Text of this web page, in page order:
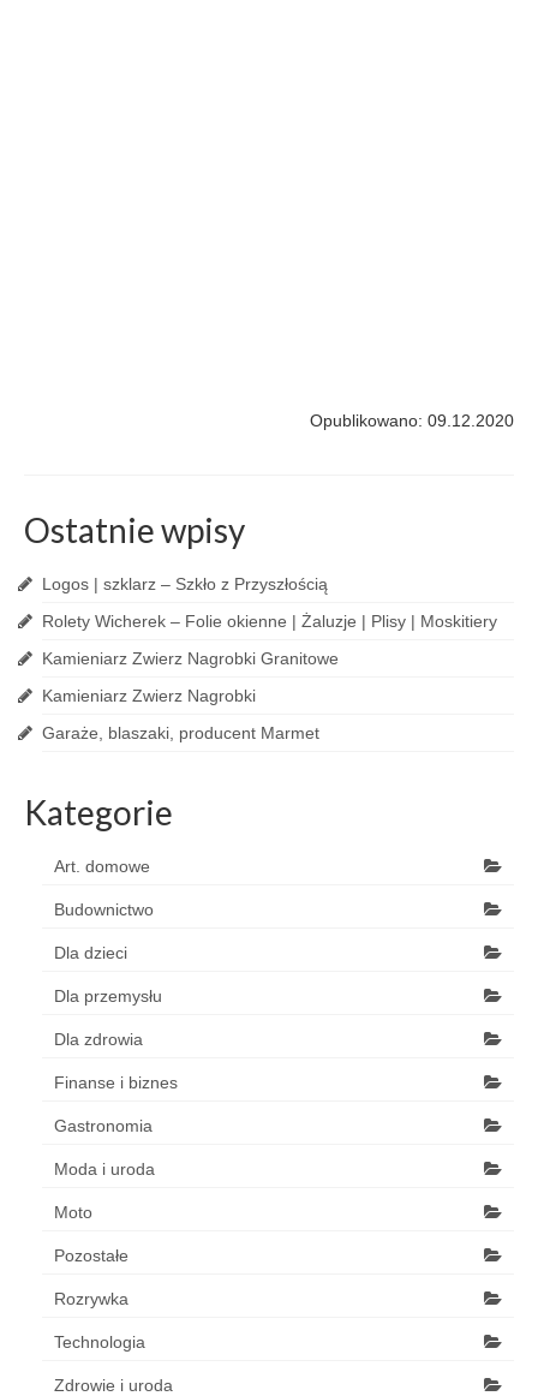
Opublikowano: 09.12.2020
Ostatnie wpisy
Logos | szklarz – Szkło z Przyszłością
Rolety Wicherek – Folie okienne | Żaluzje | Plisy | Moskitiery
Kamieniarz Zwierz Nagrobki Granitowe
Kamieniarz Zwierz Nagrobki
Garaże, blaszaki, producent Marmet
Kategorie
Art. domowe
Budownictwo
Dla dzieci
Dla przemysłu
Dla zdrowia
Finanse i biznes
Gastronomia
Moda i uroda
Moto
Pozostałe
Rozrywka
Technologia
Zdrowie i uroda